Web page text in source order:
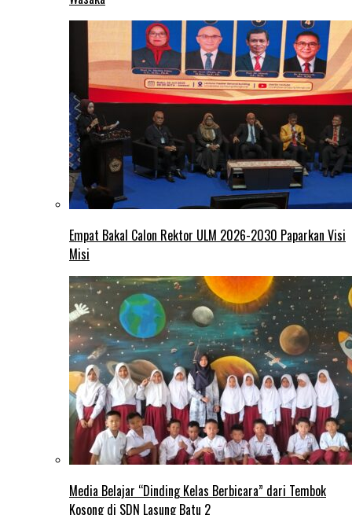
Empat Bakal Calon Rektor ULM 2026-2030 Paparkan Visi
Misi
Media Belajar “Dinding Kelas Berbicara” dari Tembok
Kosong di SDN Lasung Batu 2